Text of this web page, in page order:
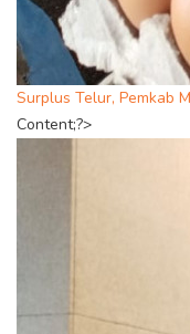
Surplus Telur, Pemkab
Content;?>